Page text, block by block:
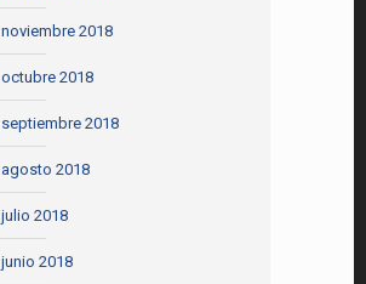
noviembre 2018
octubre 2018
septiembre 2018
agosto 2018
julio 2018
junio 2018